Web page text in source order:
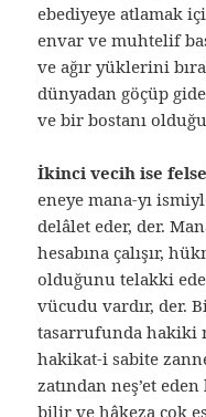
ebediyeye atlamak
envar ve muhtelif
ve ağır yüklerini
dünyadan göçüp
ve bir bostanı
İkinci vecih ise
eneye mana-yı
delâlet eder, der.
hesabına çalışır,
olduğunu telakki
vücudu vardır, der.
tasarrufunda hakiki
hakikat-i sabite
zatından neş’et
bilir ve hâkeza çok